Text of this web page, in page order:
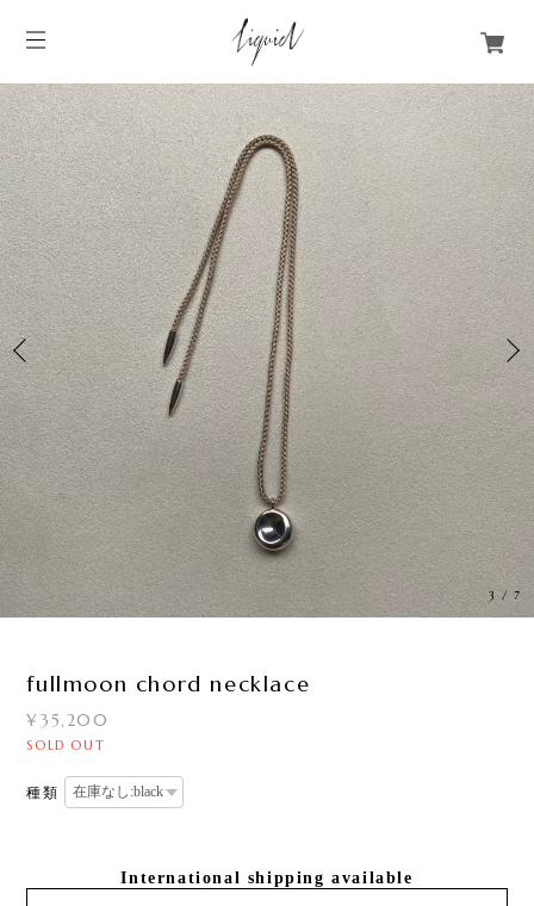
3 / 7
fullmoon chord necklace
¥35,200
SOLD OUT
種類
International shipping available